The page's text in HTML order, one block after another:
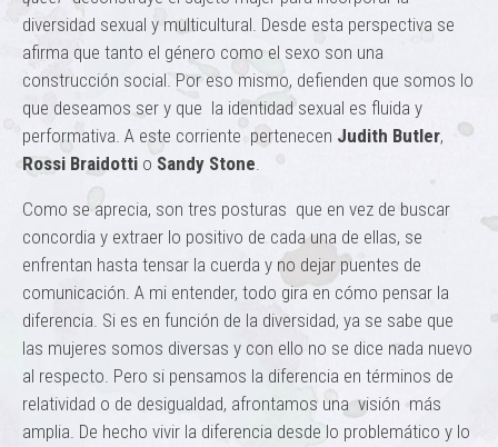
diversidad sexual y multicultural. Desde esta perspectiva se
afirma que tanto el género como el sexo son una
construcción social. Por eso mismo, defienden que somos lo
que deseamos ser y que la identidad sexual es fluida y
performativa. A este corriente pertenecen Judith Butler,
Rossi Braidotti o Sandy Stone.
Como se aprecia, son tres posturas que en vez de buscar
concordia y extraer lo positivo de cada una de ellas, se
enfrentan hasta tensar la cuerda y no dejar puentes de
comunicación. A mi entender, todo gira en cómo pensar la
diferencia. Si es en función de la diversidad, ya se sabe que
las mujeres somos diversas y con ello no se dice nada nuevo
al respecto. Pero si pensamos la diferencia en términos de
relatividad o de desigualdad, afrontamos una visión más
amplia. De hecho vivir la diferencia desde lo problemático y lo